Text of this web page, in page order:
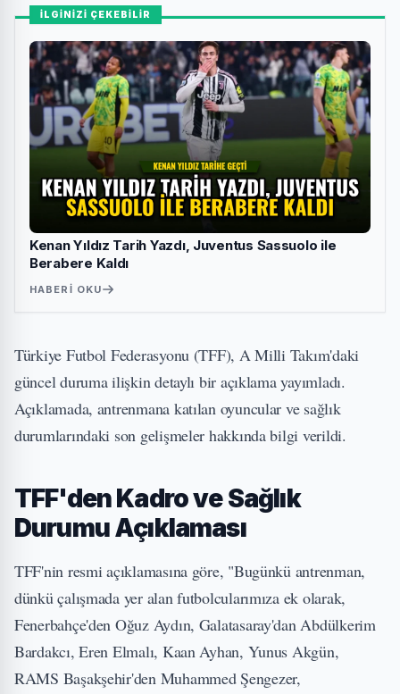
İLGİNİZİ ÇEKEBİLİR
Kenan Yıldız Tarih Yazdı, Juventus Sassuolo ile
Berabere Kaldı
HABERI OKU
Türkiye Futbol Federasyonu (TFF), A Milli Takım'daki
güncel duruma ilişkin detaylı bir açıklama yayımladı.
Açıklamada, antrenmana katılan oyuncular ve sağlık
durumlarındaki son gelişmeler hakkında bilgi verildi.
TFF'den Kadro ve Sağlık
Durumu Açıklaması
TFF'nin resmi açıklamasına göre, "Bugünkü antrenman,
dünkü çalışmada yer alan futbolcularımıza ek olarak,
Fenerbahçe'den Oğuz Aydın, Galatasaray'dan Abdülkerim
Bardakcı, Eren Elmalı, Kaan Ayhan, Yunus Akgün,
RAMS Başakşehir'den Muhammed Şengezer,